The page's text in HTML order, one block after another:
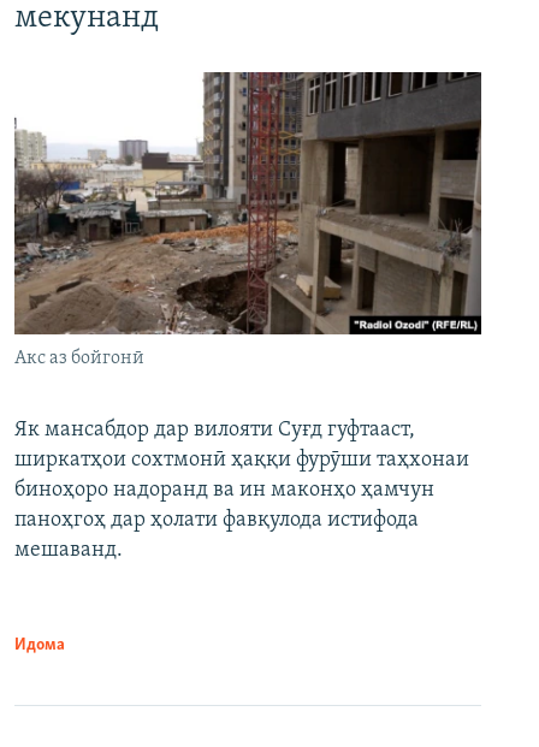
мекунанд
Акс аз бойгонӣ
Як мансабдор дар вилояти Суғд гуфтааст,
ширкатҳои сохтмонӣ ҳаққи фурӯши таҳхонаи
биноҳоро надоранд ва ин маконҳо ҳамчун
паноҳгоҳ дар ҳолати фавқулода истифода
мешаванд.
Идома